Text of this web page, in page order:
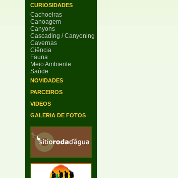
CURIOSIDADES
Cachoeiras
Canoagem
Canyons
Cascading / Canyoning
Cavernas
Ciência
Fauna
Meio Ambiente
Saúde
NOVIDADES
PARCEIROS
VIDEOS
GALERIA DE FOTOS